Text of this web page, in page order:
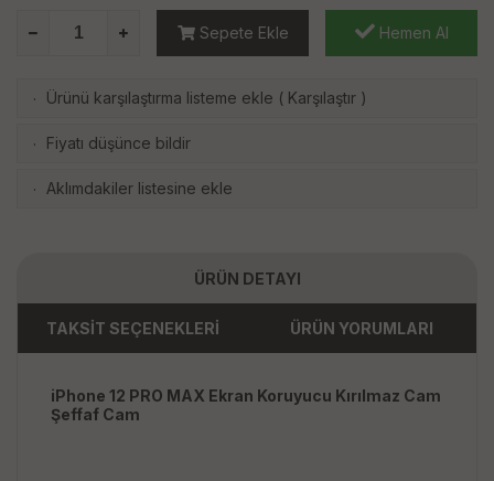
Sepete Ekle Hemen Al
· Ürünü karşılaştırma listeme ekle ( Karşılaştır )
· Fiyatı düşünce bildir
· Aklımdakiler listesine ekle
ÜRÜN DETAYI
TAKSİT SEÇENEKLERİ ÜRÜN YORUMLARI
iPhone 12 PRO MAX Ekran Koruyucu Kırılmaz Cam
Şeffaf Cam